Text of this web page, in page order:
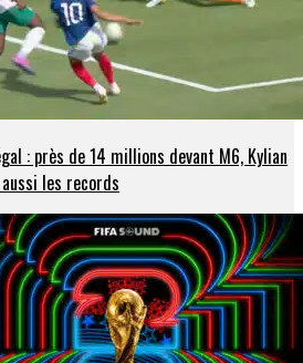
: près de 14 millions devant M6, Kylian
les records